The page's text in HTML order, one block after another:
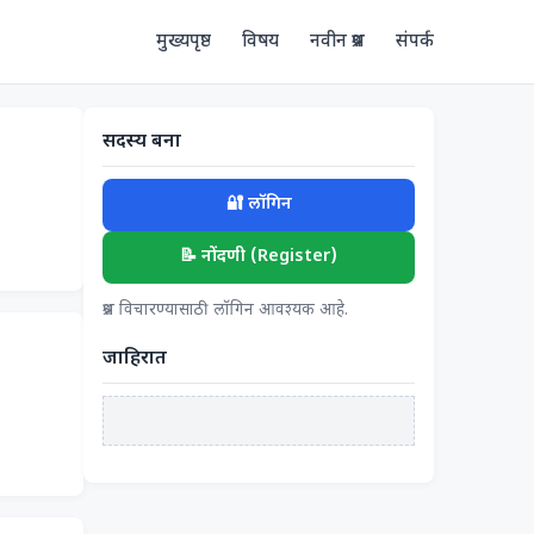
मुख्यपृष्ठ विषय नवीन प्रश्न संपर्क
सदस्य बना
🔐 लॉगिन
📝 नोंदणी (Register)
प्रश्न विचारण्यासाठी लॉगिन आवश्यक आहे.
जाहिरात